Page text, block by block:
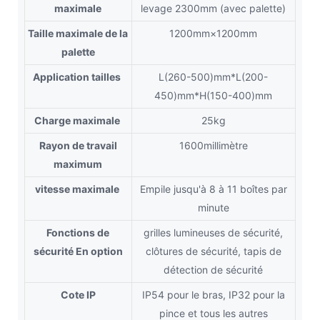
maximale levage 2300mm (avec palette)
Taille maximale de la
palette
1200mm×1200mm
Applicationtailles
L(260-500)mm*L(200-
450)mm*H(150-400)mm
Charge maximale 25kg
Rayon de travail
maximum
1600millimètre
vitesse maximale
Empile jusqu'à 8 à 11 boîtes par
minute
Fonctions de
sécurité En option
grilles lumineuses de sécurité,
clôtures de sécurité, tapis de
détection de sécurité
Cote IP
IP54 pour le bras, IP32 pour la
pince et tous les autres